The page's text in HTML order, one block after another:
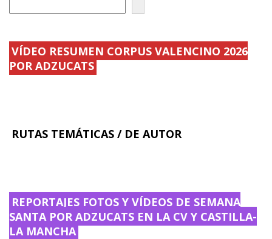
VÍDEO RESUMEN CORPUS VALENCINO 2026
POR ADZUCATS
RUTAS TEMÁTICAS / DE AUTOR
REPORTAJES FOTOS Y VÍDEOS DE SEMANA
SANTA POR ADZUCATS EN LA CV Y CASTILLA-
LA MANCHA